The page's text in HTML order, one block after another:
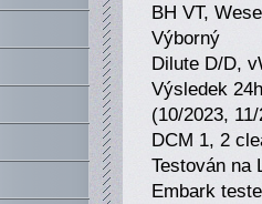
BH VT,
Výborný
Dilute D/D,
Výsledek
(10/2023,
DCM 1, 2
Testován na
Embark